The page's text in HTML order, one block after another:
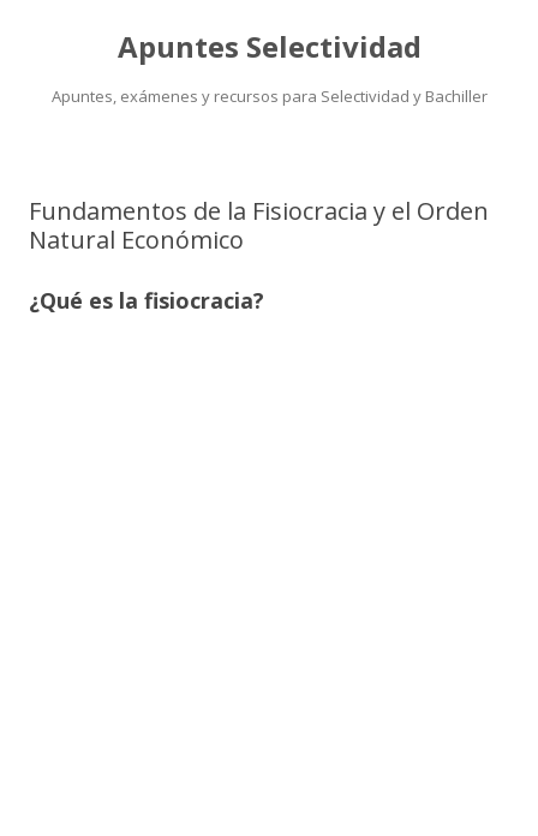
Apuntes Selectividad
Apuntes, exámenes y recursos para Selectividad y Bachiller
Fundamentos de la Fisiocracia y el Orden
Natural Económico
¿Qué es la fisiocracia?